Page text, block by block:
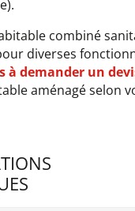
combiné
diverses
à demander un
aménagé selon